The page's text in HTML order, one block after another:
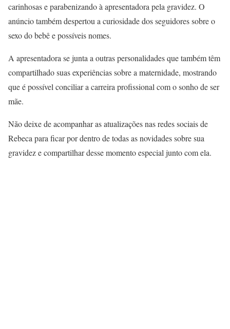
carinhosas e parabenizando à apresentadora pela gravidez. O
anúncio também despertou a curiosidade dos seguidores sobre o
sexo do bebê e possíveis nomes.
A apresentadora se junta a outras personalidades que também têm
compartilhado suas experiências sobre a maternidade, mostrando
que é possível conciliar a carreira profissional com o sonho de ser
mãe.
Não deixe de acompanhar as atualizações nas redes sociais de
Rebeca para ficar por dentro de todas as novidades sobre sua
gravidez e compartilhar desse momento especial junto com ela.